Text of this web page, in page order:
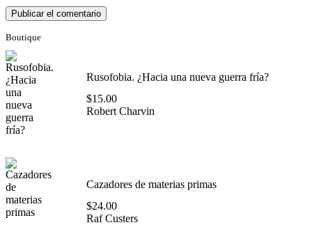
Boutique
Rusofobia. ¿Hacia una nueva guerra fría?
$15.00
Robert Charvin
Cazadores de materias primas
$24.00
Raf Custers